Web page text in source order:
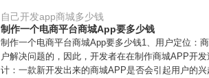
自己开发app商城多少钱
制作一个电商平台商城App要多少钱
制作一个电商平台商城App要多少钱1、用户定位：
户解决问题的，因此，开发者在在制作商城APP开
计：一款新开发出来的商城APP是否会引起用户的